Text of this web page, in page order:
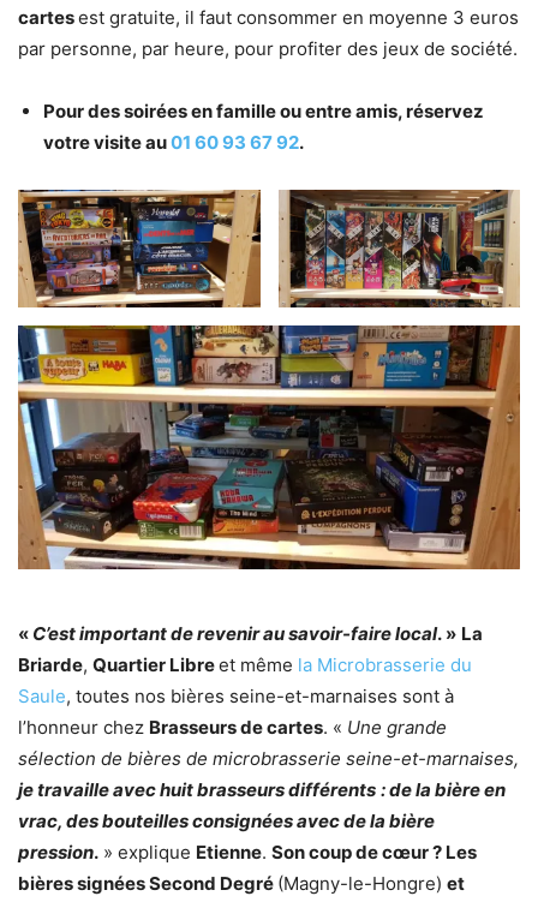
cartesest gratuite, il faut consommer en moyenne 3 euros
par personne, par heure, pour profiter des jeux de société.
Pour des soirées en famille ou entre amis, réservez
votre visite au01 60 93 67 92.
« C’est important de revenir au savoir-faire local. » La
Briarde, Quartier Libreet même la Microbrasserie du
Saule, toutes nos bières seine-et-marnaises sont à
l’honneur chez Brasseurs de cartes. « Une grande
sélection de bières de microbrasserie seine-et-marnaises,
je travaille avec huit brasseurs différents : de la bière en
vrac, des bouteilles consignées avec de la bière
pression. » explique Etienne. Son coup de cœur ? Les
bières signées Second Degré (Magny-le-Hongre) et